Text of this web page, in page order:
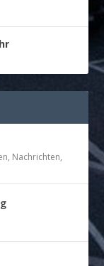
, Nachrichten,